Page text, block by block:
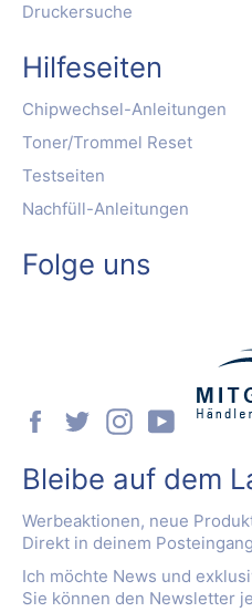
Druckersuche
Hilfeseiten
Chipwechsel-Anleitungen
Toner/Trommel Reset
Testseiten
Nachfüll-Anleitungen
Folge uns
FacebookTwitterInstagramYouTube
Bleibe auf dem
Werbeaktionen, neue
Direkt in deinem
Ich möchte News und
Sie können den Newsletter